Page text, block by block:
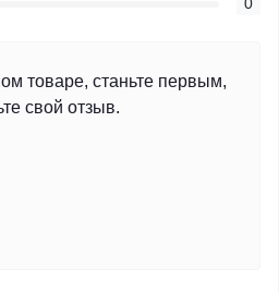
товаре, станьте первым,
свой отзыв.